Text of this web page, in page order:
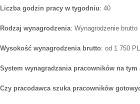
Liczba godzin pracy w tygodniu: 40
Rodzaj wynagrodzenia: Wynagrodzenie brutto
Wysokość wynagrodzenia brutto: od 1 750
System wynagradzania pracowników na tym
Czy pracodawca szuka pracowników